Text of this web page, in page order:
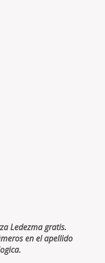
Ledezma gratis.
en el apellido